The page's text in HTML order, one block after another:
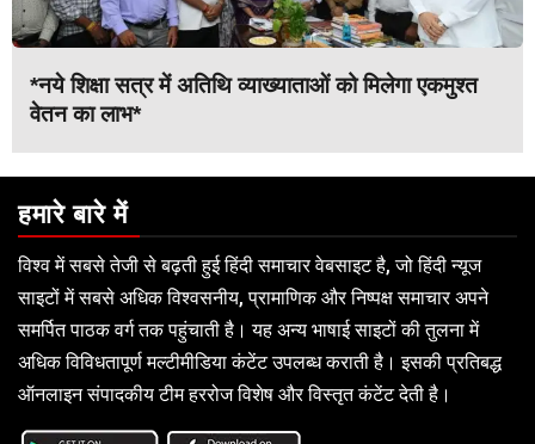
*नये शिक्षा सत्र में अतिथि व्याख्याताओं को मिलेगा एकमुश्त
वेतन का लाभ*
हमारे बारे में
विश्व में सबसे तेजी से बढ़ती हुई हिंदी समाचार वेबसाइट है, जो हिंदी न्यूज
साइटों में सबसे अधिक विश्वसनीय, प्रामाणिक और निष्पक्ष समाचार अपने
समर्पित पाठक वर्ग तक पहुंचाती है। यह अन्य भाषाई साइटों की तुलना में
अधिक विविधतापूर्ण मल्टीमीडिया कंटेंट उपलब्ध कराती है। इसकी प्रतिबद्ध
ऑनलाइन संपादकीय टीम हररोज विशेष और विस्तृत कंटेंट देती है।